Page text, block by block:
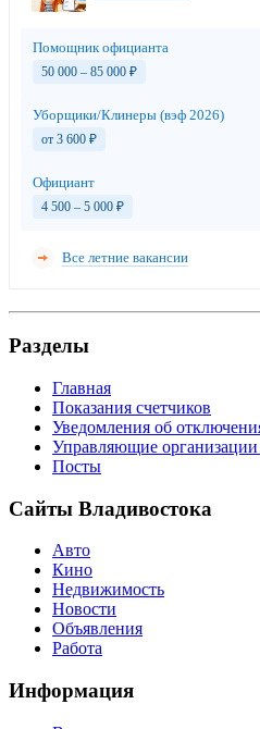
Помощник официанта
50 000 – 85 000 ₽
Уборщики/Клинеры (вэф 2026)
от 3 600 ₽
Официант
4 500 – 5 000 ₽
Все летние вакансии
Разделы
Главная
Показания счетчиков
Уведомления об
Управляющие организации
Посты
Сайты Владивостока
Авто
Кино
Недвижимость
Новости
Объявления
Работа
Информация